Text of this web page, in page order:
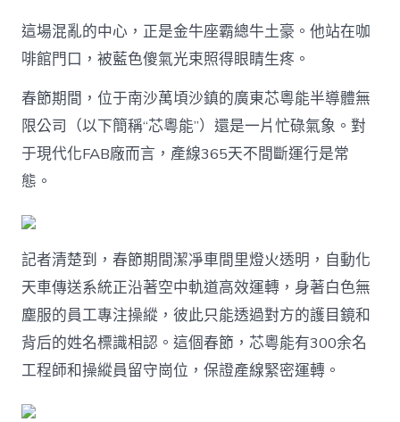
在
崗、
24
時
不
打
烊！
芯
馬
力
全
開
沖
刺
開
門
這場混亂的中心，正是金牛座霸總牛土豪。他站在咖
啡館門口，被藍色傻氣光束照得眼睛生疼。
春節期間，位于南沙萬頃沙鎮的廣東芯粵能半導體無
限公司（以下簡稱“芯粵能”）還是一片忙碌氣象。對
于現代化FAB廠而言，產線365天不間斷運行是常
態。
記者清楚到，春節期間潔凈車間里燈火透明，自動化
天車傳送系統正沿著空中軌道高效運轉，身著白色無
塵服的員工專注操縱，彼此只能透過對方的護目鏡和
背后的姓名標識相認。這個春節，芯粵能有300余名
工程師和操縱員留守崗位，保證產線緊密運轉。